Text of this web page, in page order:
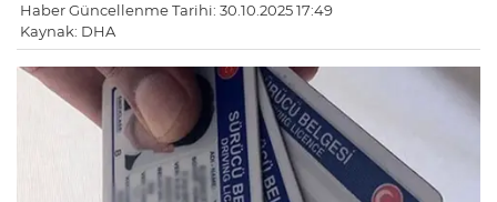
Haber Güncellenme Tarihi: 30.10.2025 17:49
Kaynak: DHA